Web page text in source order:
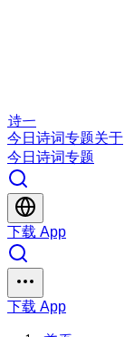
诗一
今日 诗词专题关于
今日 诗词专题
下载 App
下载 App